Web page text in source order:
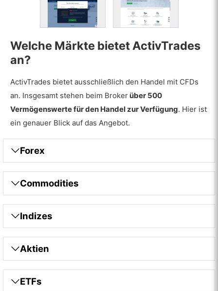
Welche Märkte bietet ActivTrades
an?
ActivTrades bietet ausschließlich den Handel mit CFDs
an. Insgesamt stehen beim Broker über 500
Vermögenswerte für den Handel zur Verfügung. Hier ist
ein genauer Blick auf das Angebot.
Forex
Commodities
Indizes
Aktien
ETFs